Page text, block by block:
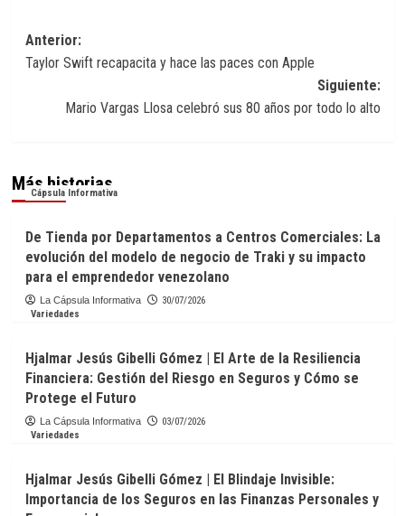
Navegación
de
entradas
Anterior:
Taylor Swift recapacita y hace las paces con Apple
Siguiente:
Mario Vargas Llosa celebró sus 80 años por todo lo alto
Más historias
Cápsula Informativa
De Tienda por Departamentos a Centros Comerciales: La
evolución del modelo de negocio de Traki y su impacto
para el emprendedor venezolano
La Cápsula Informativa
30/07/2026
Variedades
Hjalmar Jesús Gibelli Gómez | El Arte de la Resiliencia
Financiera: Gestión del Riesgo en Seguros y Cómo se
Protege el Futuro
La Cápsula Informativa
03/07/2026
Variedades
Hjalmar Jesús Gibelli Gómez | El Blindaje Invisible:
Importancia de los Seguros en las Finanzas Personales y